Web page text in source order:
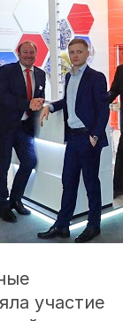
участие